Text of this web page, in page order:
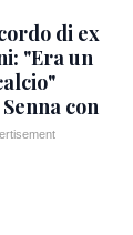
di ex
"Era un
con